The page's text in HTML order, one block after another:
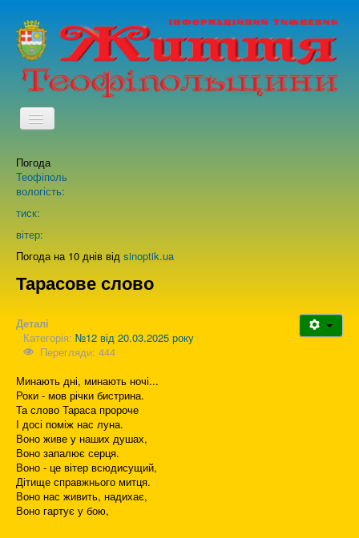
TPL_PROTOSTAR_TOGGLE_MENU
Про нас
Погода
Теофіполь
вологість:
тиск:
вітер:
Погода на 10 днів від sinoptik.ua
Тарасове слово
Деталі
Категорія: №12 від 20.03.2025 року
Перегляди: 444
Минають дні, минають ночі...
Роки - мов річки бистрина.
Та слово Тараса пророче
І досі поміж нас луна.
Воно живе у наших душах,
Воно запалює серця.
Воно - це вітер всюдисущий,
Дітище справжнього митця.
Воно нас живить, надихає,
Воно гартує у бою,